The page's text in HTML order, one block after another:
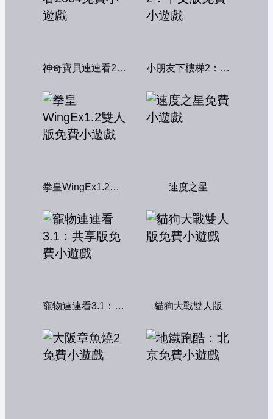
神奇寶貝連連看2004 小朋友下樓梯2：中文版
拳皇WingEx1.2雙人版 速度之星
寵物連連看3.1：共享版 貓狗大戰雙人版